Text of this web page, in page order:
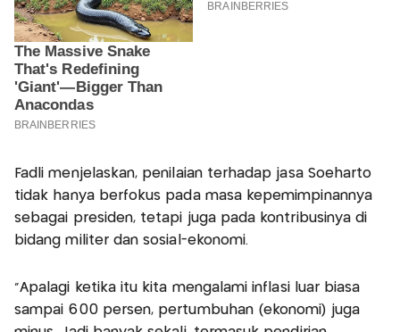
Fadli menjelaskan, penilaian terhadap jasa Soeharto
tidak hanya berfokus pada masa kepemimpinannya
sebagai presiden, tetapi juga pada kontribusinya di
bidang militer dan sosial-ekonomi.
“Apalagi ketika itu kita mengalami inflasi luar biasa
sampai 600 persen, pertumbuhan (ekonomi) juga